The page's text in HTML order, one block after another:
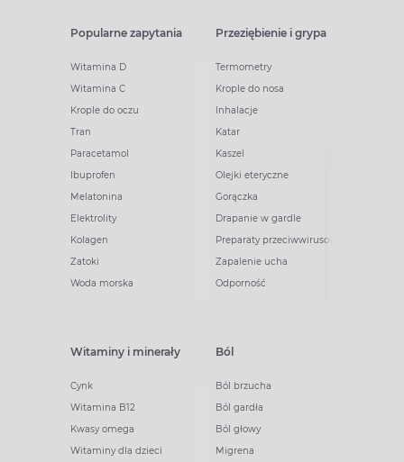
Popularne zapytania
Witamina D
Witamina C
Krople do oczu
Tran
Paracetamol
Ibuprofen
Melatonina
Elektrolity
Kolagen
Zatoki
Woda morska
Przeziębienie i grypa
Termometry
Krople do nosa
Inhalacje
Katar
Kaszel
Olejki eteryczne
Gorączka
Drapanie w gardle
Preparaty przeciwwirusowe
Zapalenie ucha
Odporność
Witaminy i minerały
Cynk
Witamina B12
Kwasy omega
Witaminy dla dzieci
Ból
Ból brzucha
Ból gardła
Ból głowy
Migrena